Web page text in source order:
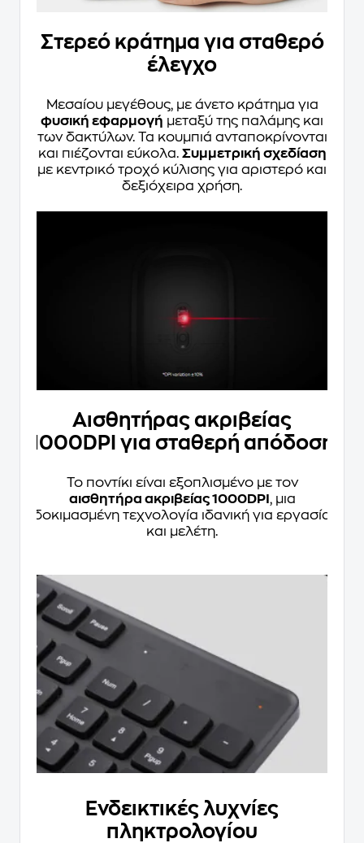
Στερεό κράτημα για σταθερό
έλεγχο
Μεσαίου μεγέθους, με άνετο κράτημα για
φυσική εφαρμογή μεταξύ της παλάμης και
των δακτύλων. Τα κουμπιά ανταποκρίνονται
και πιέζονται εύκολα. Συμμετρική σχεδίαση
με κεντρικό τροχό κύλισης για αριστερό και
δεξιόχειρα χρήση.
Αισθητήρας ακριβείας
1000DPI για σταθερή απόδοση
Το ποντίκι είναι εξοπλισμένο με τον
αισθητήρα ακριβείας 1000DPI, μια
δοκιμασμένη τεχνολογία ιδανική για εργασία
και μελέτη.
Ενδεικτικές λυχνίες
πληκτρολογίου